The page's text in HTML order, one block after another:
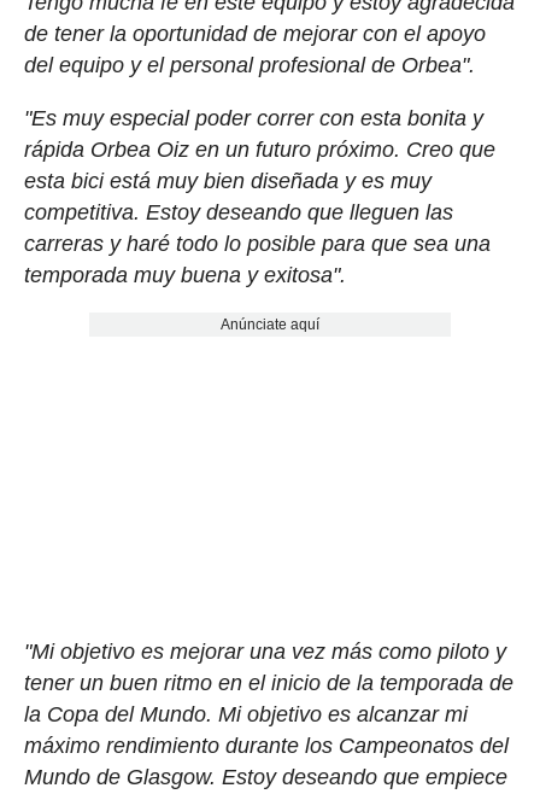
de tener la oportunidad de mejorar con el apoyo
del equipo y el personal profesional de Orbea".
"Es muy especial poder correr con esta bonita y
rápida Orbea Oiz en un futuro próximo. Creo que
esta bici está muy bien diseñada y es muy
competitiva. Estoy deseando que lleguen las
carreras y haré todo lo posible para que sea una
temporada muy buena y exitosa".
Anúnciate aquí
"Mi objetivo es mejorar una vez más como piloto y
tener un buen ritmo en el inicio de la temporada de
la Copa del Mundo. Mi objetivo es alcanzar mi
máximo rendimiento durante los Campeonatos del
Mundo de Glasgow. Estoy deseando que empiece